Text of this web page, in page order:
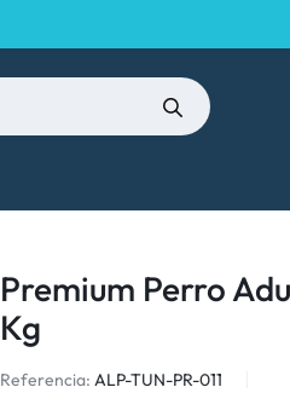
Premium Perro
Kg
Referencia: ALP-TUN-PR-011